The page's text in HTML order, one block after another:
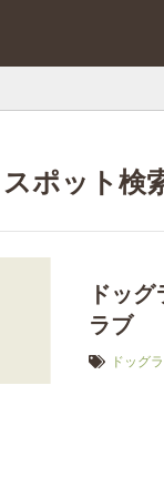
スポット検
ドッ
ラブ
ドッグ